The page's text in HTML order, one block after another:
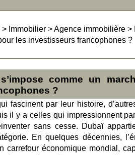
> Immobilier >Agence immobilière >
les investisseurs francophones ?
comme un
?
fascinent par leur histoire,
il y a celles qui impressionnent
sans cesse. Dubaï
En quelques décennies,
carrefour économique mondial,